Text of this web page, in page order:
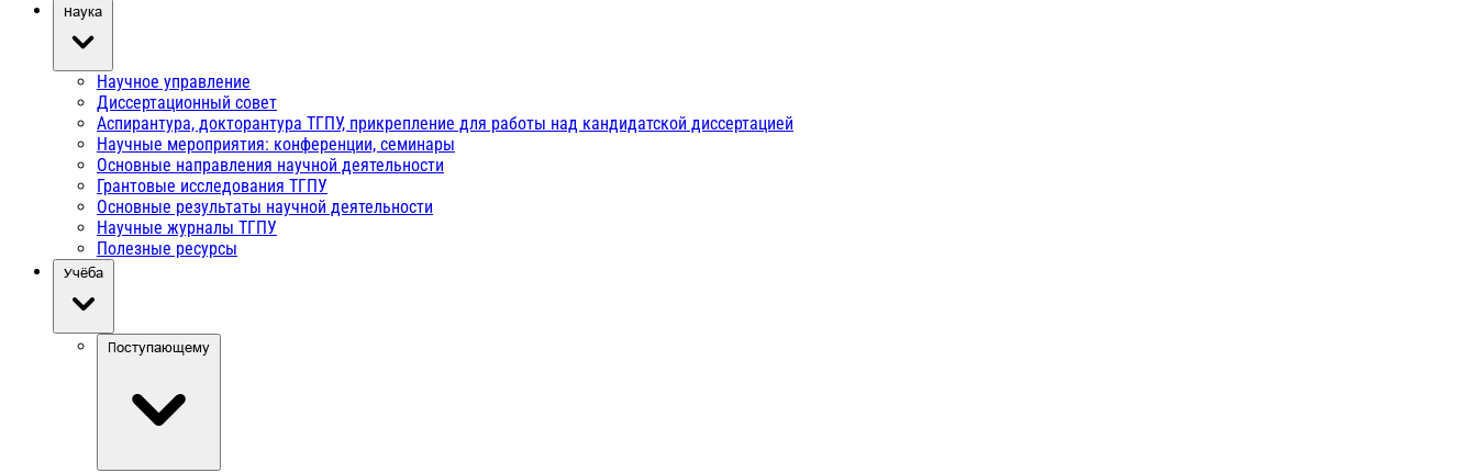
Наука
Научное управление
Диссертационный совет
Аспирантура, докторантура ТГПУ, прикрепление для работы над кандидатской диссертацией
Научные мероприятия: конференции, семинары
Основные направления научной деятельности
Грантовые исследования ТГПУ
Основные результаты научной деятельности
Научные журналы ТГПУ
Полезные ресурсы
Учёба
Поступающему